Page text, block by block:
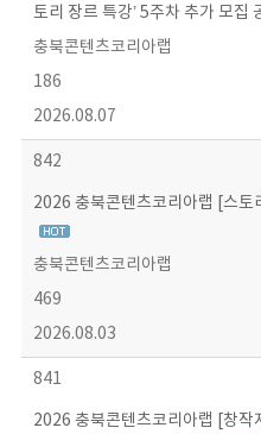
토리 장르 특강’ 5주차 추가 모집
충북콘텐츠코리아랩
186
2026.08.07
842
2026 충북콘텐츠코리아랩 [스토
충북콘텐츠코리아랩
469
2026.08.03
841
2026 충북콘텐츠코리아랩 [창작